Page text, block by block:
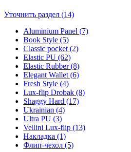
Уточнить раздел (14)
Aluminium Panel (7)
Book Style (5)
Classic pocket (2)
Elastic PU (62)
Elastic Rubber (8)
Elegant Wallet (6)
Fresh Style (4)
Lux-flip Drobak (8)
Shaggy Hard (17)
Ukrainian (4)
Ultra PU (3)
Vellini Lux-flip (13)
Накладка (1)
Флип-чехол (5)